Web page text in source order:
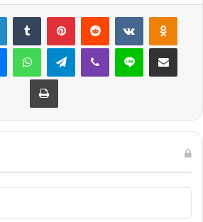
LinkedInTumblr PinterestReddit VKontakte
MessengerWhatsAppTelegramViber Line E-Posta ile
Yazdır